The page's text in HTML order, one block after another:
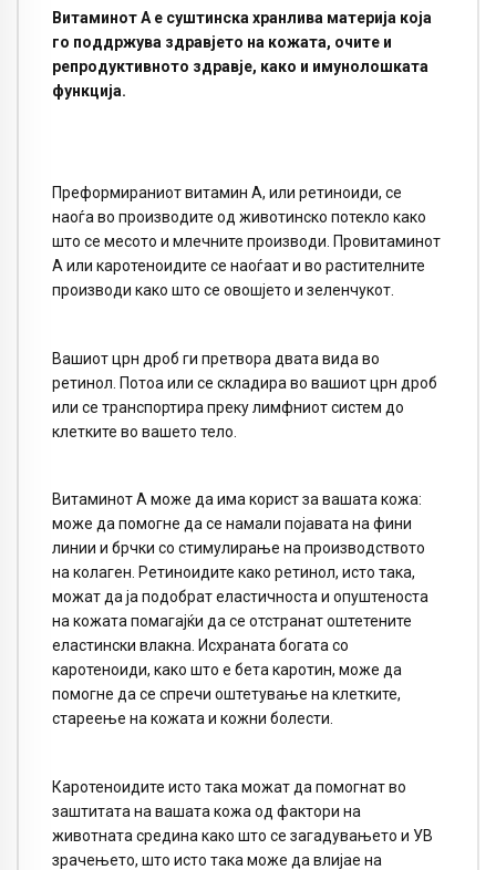
Витаминот А е суштинска хранлива материја која
го поддржува здравјето на кожата, очите и
репродуктивното здравје, како и имунолошката
функција.
Преформираниот витамин А, или ретиноиди, се
наоѓа во производите од животинско потекло како
што се месото и млечните производи. Провитаминот
А или каротеноидите се наоѓаат и во растителните
производи како што се овошјето и зеленчукот.
Вашиот црн дроб ги претвора двата вида во
ретинол. Потоа или се складира во вашиот црн дроб
или се транспортира преку лимфниот систем до
клетките во вашето тело.
Витаминот А може да има корист за вашата кожа:
може да помогне да се намали појавата на фини
линии и брчки со стимулирање на производството
на колаген. Ретиноидите како ретинол, исто така,
можат да ја подобрат еластичноста и опуштеноста
на кожата помагајќи да се отстранат оштетените
еластински влакна. Исхраната богата со
каротеноиди, како што е бета каротин, може да
помогне да се спречи оштетување на клетките,
стареење на кожата и кожни болести.
Каротеноидите исто така можат да помогнат во
заштитата на вашата кожа од фактори на
животната средина како што се загадувањето и УВ
зрачењето, што исто така може да влијае на